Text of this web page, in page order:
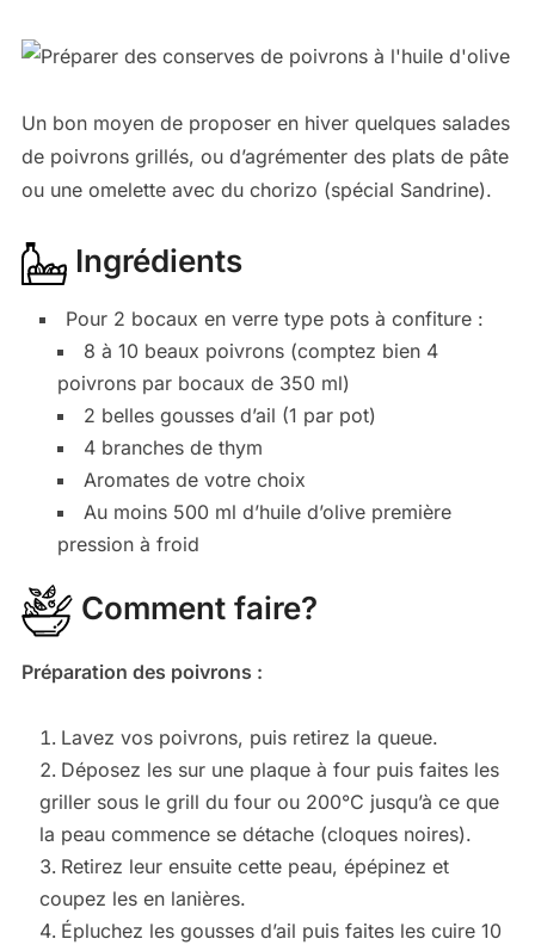
Un bon moyen de proposer en hiver quelques salades
de poivrons grillés, ou d’agrémenter des plats de pâte
ou une omelette avec du chorizo (spécial Sandrine).
Ingrédients
Pour 2 bocaux en verre type pots à confiture :
8 à 10 beaux poivrons (comptez bien 4
poivrons par bocaux de 350 ml)
2 belles gousses d’ail (1 par pot)
4 branches de thym
Aromates de votre choix
Au moins 500 ml d’huile d’olive première
pression à froid
Comment faire?
Préparation des poivrons :
Lavez vos poivrons, puis retirez la queue.
Déposez les sur une plaque à four puis faites les
griller sous le grill du four ou 200°C jusqu’à ce que
la peau commence se détache (cloques noires).
Retirez leur ensuite cette peau, épépinez et
coupez les en lanières.
Épluchez les gousses d’ail puis faites les cuire 10